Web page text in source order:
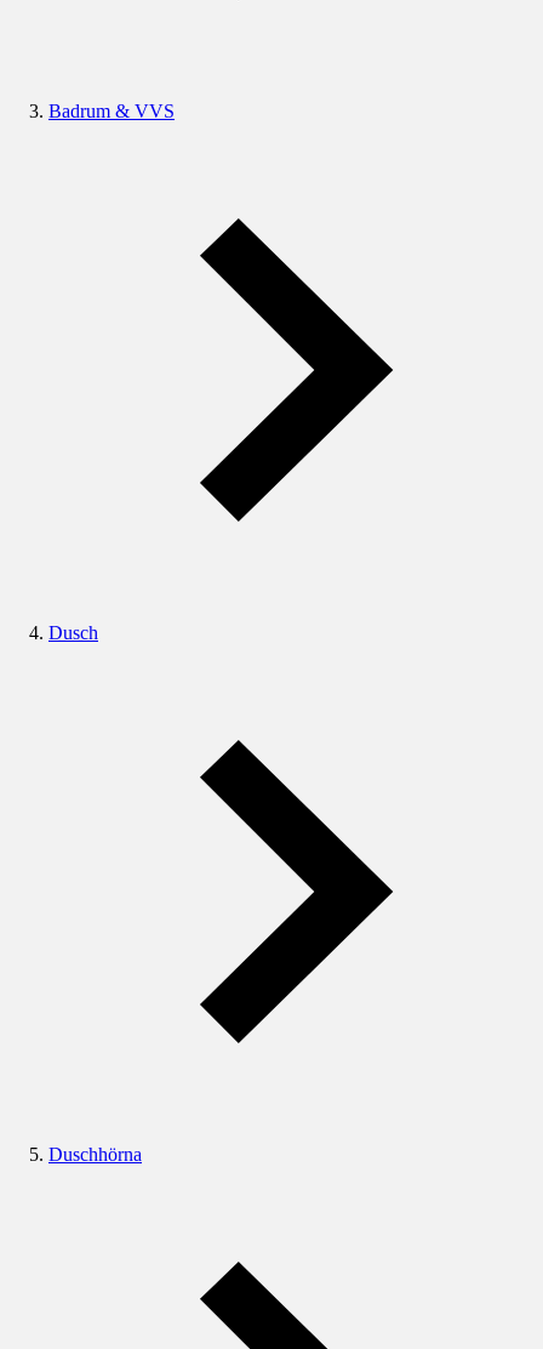
Badrum & VVS
Dusch
Duschhörna